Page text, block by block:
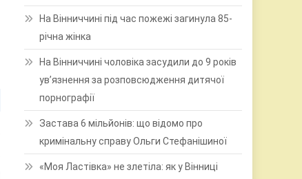
На Вінниччині під час пожежі загинула 85-
річна жінка
На Вінниччині чоловіка засудили до 9 років
ув’язнення за розповсюдження дитячої
порнографії
Застава 6 мільйонів: що відомо про
кримінальну справу Ольги Стефанішиної
«Моя Ластівка» не злетіла: як у Вінниці